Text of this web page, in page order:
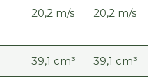
20,2 m/s 20,2 m/s
39,1 cm³ 39,1 cm³